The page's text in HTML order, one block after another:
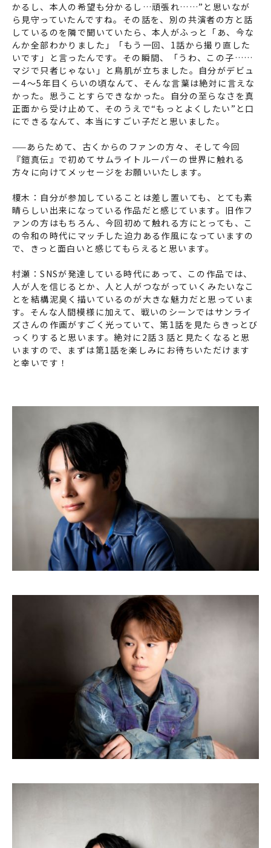
かるし、本人の希望も分かるし…頑張れ……”と思いなが
ら見守っていたんですね。その話を、別の共演者の方と話
しているのを隣で聞いていたら、本人がふっと「あ、今な
んか全部わかりました」「もう一回、1話から撮り直した
いです」と言ったんです。その瞬間、「うわ、この子……
マジで只者じゃない」と鳥肌が立ちました。自分がデビュ
ー4～5年目くらいの頃なんて、そんな言葉は絶対に言えな
かった。思うことすらできなかった。自分の至らなさを真
正面から受け止めて、そのうえで“もっとよくしたい”と口
にできるなんて、本当にすごい子だと思いました。
——あらためて、古くからのファンの方々、そして今回
『鎧真伝』で初めてサムライトルーパーの世界に触れる
方々に向けてメッセージをお願いいたします。
榎木：自分が参加していることは差し置いても、とても素
晴らしい出来になっている作品だと感じています。旧作フ
ァンの方はもちろん、今回初めて触れる方にとっても、こ
の令和の時代にマッチした迫力ある作風になっていますの
で、きっと面白いと感じてもらえると思います。
村瀬：SNSが発達している時代にあって、この作品では、
人が人を信じるとか、人と人がつながっていくみたいなこ
とを結構泥臭く描いているのが大きな魅力だと思っていま
す。そんな人間模様に加えて、戦いのシーンではサンライ
ズさんの作画がすごく光っていて、第1話を見たらきっとび
っくりすると思います。絶対に2話３話と見たくなると思
いますので、まずは第1話を楽しみにお待ちいただけます
と幸いです！